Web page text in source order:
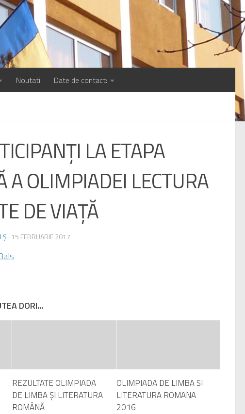
Noutati Date de contact:
LA ETAPA
A OLIMPIADEI LECTURA
DE VIAŢĂ
· 15 FEBRUARIE 2017
DORI...
REZULTATE OLIMPIADA
DE LIMBA ȘI LITERATURA
ROMÂNĂ
OLIMPIADA DE LIMBA SI
LITERATURA ROMANA
2016